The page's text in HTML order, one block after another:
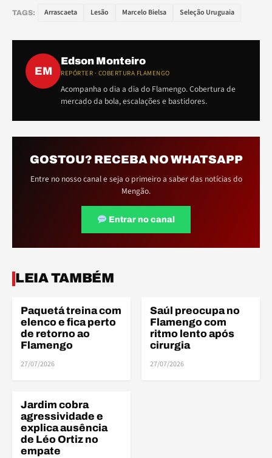
TAGS: Arrascaeta Lesão Marcelo Bielsa Seleção Uruguaia
EM
Edson Monteiro
REPÓRTER · COBERTURA FLAMENGO
Acompanha o dia a dia do Flamengo. Cobertura de
mercado da bola, escalações e bastidores.
GOSTOU? RECEBA NO WHATSAPP
Entre no nosso canal e seja o primeiro a saber das notícias do
Mengão.
Entrar no canal
LEIA TAMBÉM
DESFALQUES
Paquetá treina com
elenco e fica perto
de retorno ao
Flamengo
27/07/2026
DESFALQUES
Saúl preocupa no
Flamengo com
ritmo lento após
cirurgia
27/07/2026
BRASILEIRÃO
Jardim cobra
agressividade e
explica ausência
de Léo Ortiz no
empate